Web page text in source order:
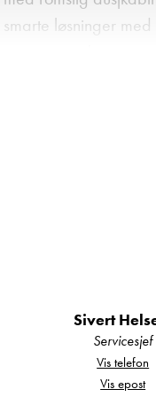
smarte løsninger
Royal‑serien
Sivert
Servicesjef
Vis telefon
Vis epost